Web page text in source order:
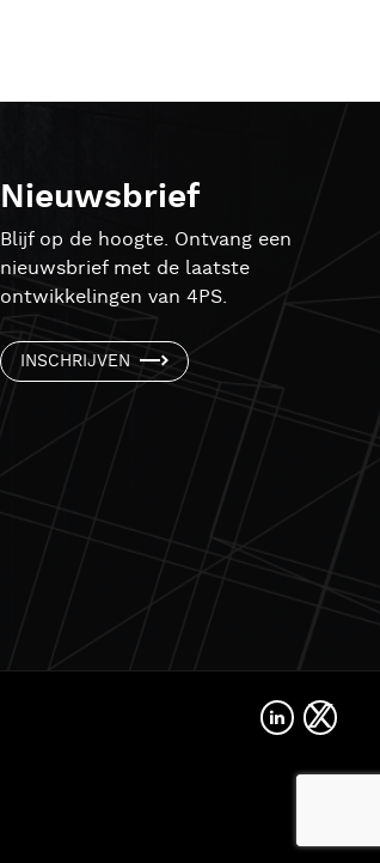
Nieuwsbrief
Blijf op de hoogte. Ontvang een
nieuwsbrief met de laatste
ontwikkelingen van 4PS.
INSCHRIJVEN